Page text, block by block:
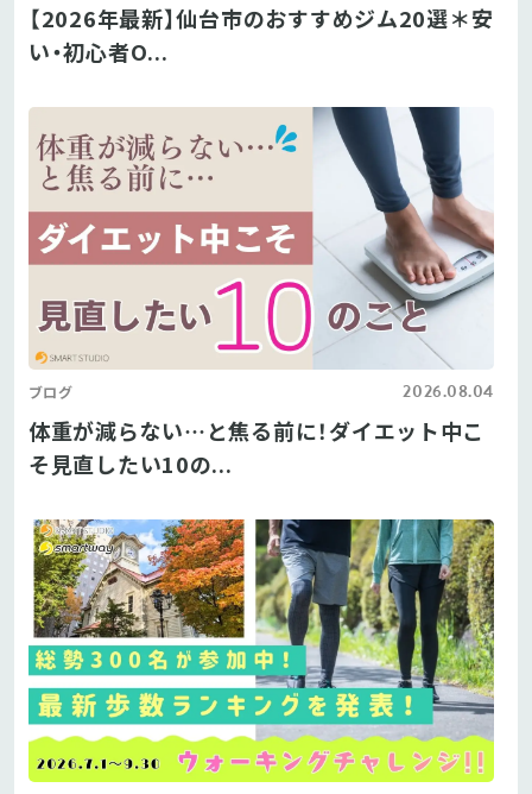
【2026年最新】仙台市のおすすめジム20選＊安
い・初心者O...
ブログ 2026.08.04
体重が減らない…と焦る前に！ダイエット中こ
そ見直したい10の...